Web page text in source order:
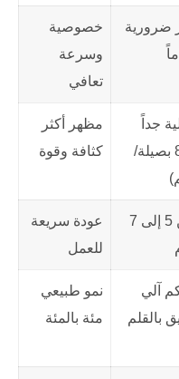
ضرورية
خصوصية
وسرعة
تعافي
جداً
(80 بصيلة/
مظهر أكثر
كثافة وقوة
من 5 إلى 7
عودة سريعة
للعمل
آلي
بالقلم
نمو طبيعي
مئة بالمئة